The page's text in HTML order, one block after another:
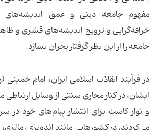
مفهوم جامعه دینی و عمق اندیشه‌های
خرافه‌گرایی و ترویج اندیشه‌های قشری و
جامعه را از این نظر گرفتار بحران نسازد.
در فرآیند انقلاب اسلامی ایران، امام خمینی
ایشان، در کنار مجاری سنتی از وسایل
و نوار کاست برای انتشار پیام‌های خود در